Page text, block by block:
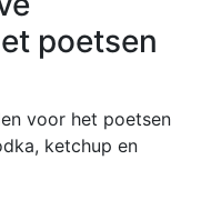
poetsen
voor het poetsen
ketchup en